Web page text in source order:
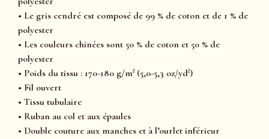
• Le gris cendré est composé de 99 % de coton et de 1 % de
polyester
• Les couleurs chinées sont 50 % de coton et 50 % de
polyester
• Poids du tissu : 170-180 g/m² (5,0-5,3 oz/yd²)
• Fil ouvert
• Tissu tubulaire
• Ruban au col et aux épaules
• Double couture aux manches et à l’ourlet inférieur